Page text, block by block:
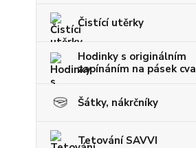
Čistící utěrky
Hodinky s originálním
zapínáním na pásek
Šátky, nákrčníky
Tetování SAVVI